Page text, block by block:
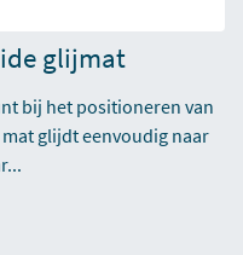
glijmat
bij het positioneren van
glijdt eenvoudig naar